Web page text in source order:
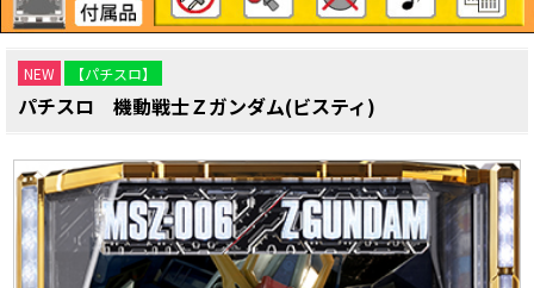
NEW 【パチスロ】
パチスロ 機動戦士Ｚガンダム(ビスティ)